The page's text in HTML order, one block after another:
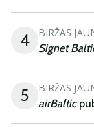
4 BIRŽAS
Signet
5 BIRŽAS
airBaltic